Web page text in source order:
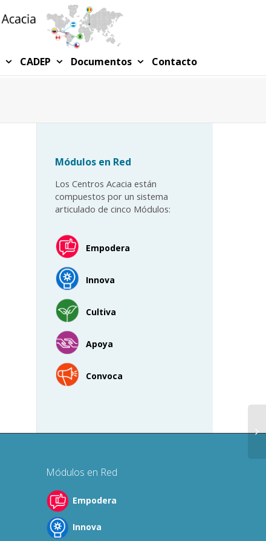
CADEP Documentos Contacto
Módulos en Red
Los Centros Acacia están
compuestos por un sistema
articulado de cinco Módulos:
Empodera
Innova
Cultiva
Apoya
Convoca
Módulos en Red
Empodera
Innova